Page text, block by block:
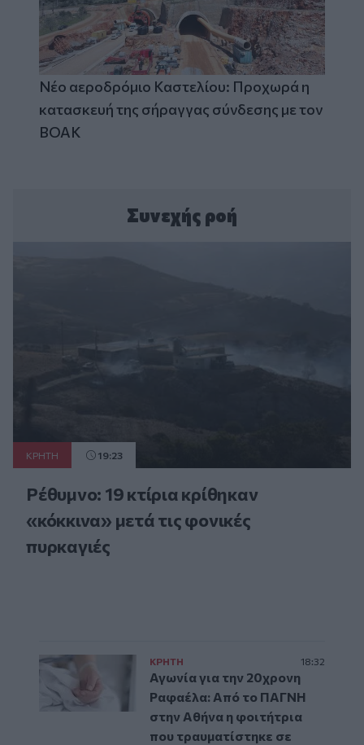
Νέο αεροδρόμιο Καστελίου: Προχωρά η
κατασκευή της σήραγγας σύνδεσης με τον
ΒΟΑΚ
Συνεχής ροή
ΚΡΗΤΗ 19:23
Ρέθυμνο: 19 κτίρια κρίθηκαν
«κόκκινα» μετά τις φονικές
πυρκαγιές
ΚΡΗΤΗ 18:32
Αγωνία για την 20χρονη
Ραφαέλα: Από το ΠΑΓΝΗ
στην Αθήνα η φοιτήτρια
που τραυματίστηκε σε